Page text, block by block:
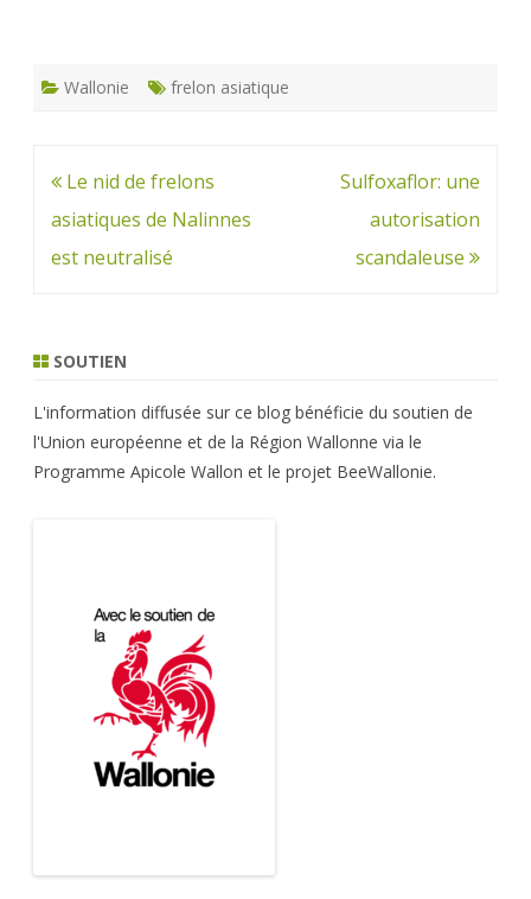
Wallonie frelon asiatique
Navigation
de
l’article
Le nid de frelons
asiatiques de Nalinnes
est neutralisé
Sulfoxaflor: une
autorisation
scandaleuse
SOUTIEN
L'information diffusée sur ce blog bénéficie du soutien de
l'Union européenne et de la Région Wallonne via le
Programme Apicole Wallon et le projet BeeWallonie.